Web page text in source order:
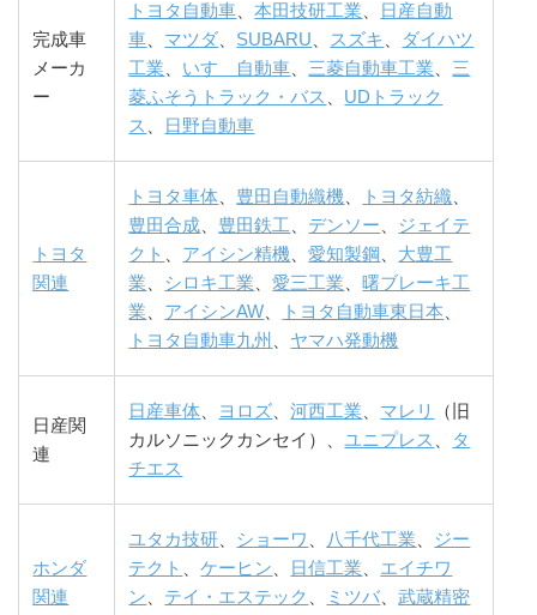
完成車
メーカ
ー
トヨタ自動車、本田技研工業、
日産自動
車、 マツダ、 SUBARU、 スズキ 、 ダイハツ
工業、 いすゞ自動車、三菱自動車工業、三
菱ふそうトラック・バス 、 UDトラック
ス 、 日野自動車
トヨタ
関連
トヨタ車体、 豊田自動織機、 トヨタ紡織、
豊田合成、 豊田鉄工、 デンソー、 ジェイテ
クト 、 アイシン精機、愛知製鋼 、 大豊工
業、 シロキ工業、愛三工業、曙ブレーキ工
業、 アイシンAW、 トヨタ自動車東日本、
トヨタ自動車九州 、 ヤマハ発動機
日産関
連
日産車体、 ヨロズ、河西工業、 マレリ
（旧
カルソニックカンセイ）、ユニプレス 、 タ
チエス
ホンダ
関連
ユタカ技研、 ショーワ 、 八千代工業、 ジー
テクト 、ケーヒン、 日信工業、 エイチワ
ン、 テイ・エステック 、 ミツバ、武蔵精密